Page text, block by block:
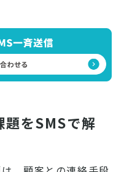
題をSMSで解